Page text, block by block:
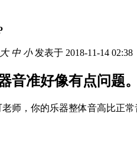
大 中 小发表于 2018-11-14 02:38
音准好像有点问题
老师，你的乐器整体音高比正